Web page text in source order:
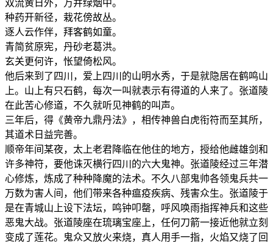
双流黄日外，万井绿烟中。
种药开新径，栽花傍故丛。
逐人云作伴，拜客鹤如童。
青简贫原宪，丹砂老葛洪。
玄关更何许，怅望倚松风。
他后来到了四川，爱上四川的山明水秀，于是就隐居在鹤鸣山
上。山上有只石鹤，每次一叫就表示有得道的人来了。张道陵
在此苦心修道，不久就听见神鹤的叫声。
三年后，得《黄帝九鼎丹法》，相传神兽白虎衔符而至其所，
其道术日益完善。
顺帝年间某夜，太上老君降临在他住的地方，授给他雌雄剑和
许多神符，要他诛灭横行四川的六大鬼神。张道陵经过三年潜
心修炼，炼成了种种降魔的法术。不久八部鬼帅各领鬼兵共一
万数为害人间，他们带来各种瘟疫疾病、残害众生。张道陵于
是在青城山上设下法坛，鸣钟叩罄，呼风唤雨指挥神兵和这些
恶鬼大战。张道陵座在琉璃宝座上，任何刀箭一接近他就立刻
变成了莲花。鬼众又放火来烧，真人用手一指，火焰又烧了回